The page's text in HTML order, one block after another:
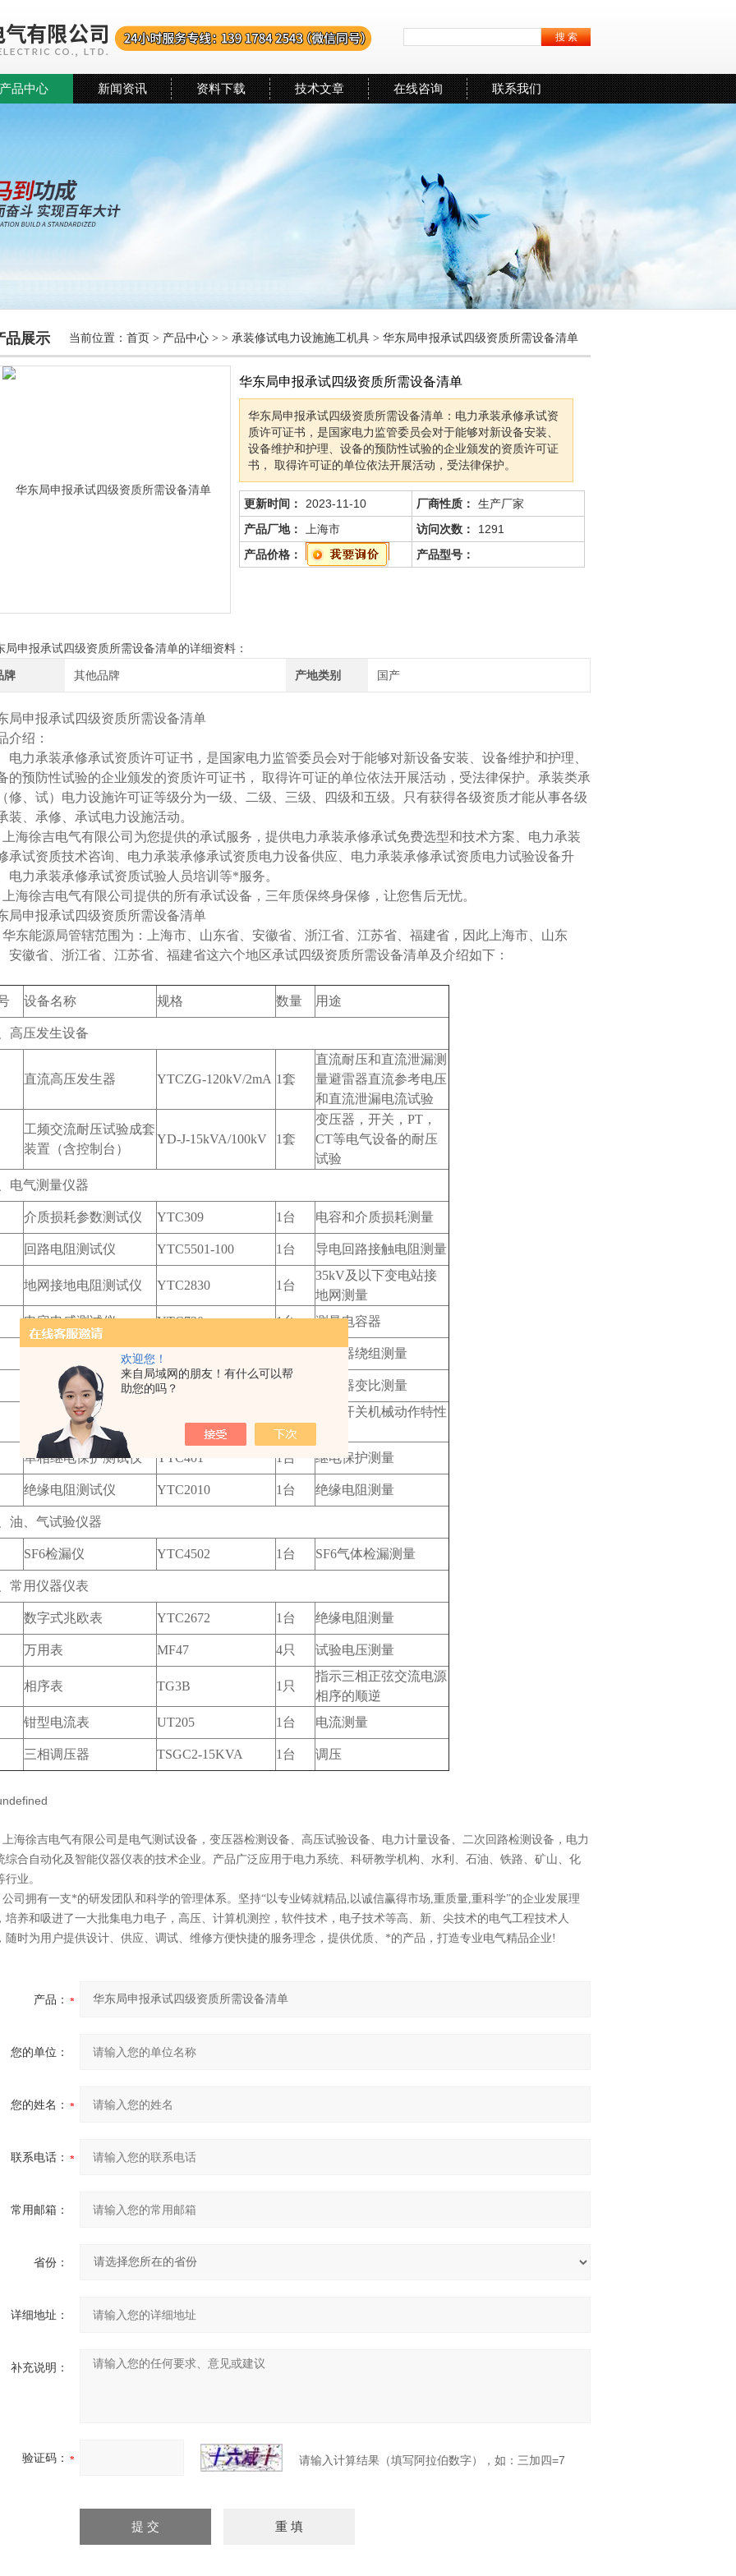
欢迎您！
来自局域网的朋友！有什么可以帮
助您的吗？
产品中心 新闻资讯 资料下载 技术文章 在线咨询 联系我们
品展示 当前位置： 首页 > 产品中心 > > 承装修试电力设施施工机具 > 华东局申报承试四级资质所需设备清单
华东局申报承试四级资质所需设备清单
华东局申报承试四级资质所需设备清单：电力承装承修承试资
质许可证书，是国家电力监管委员会对于能够对新设备安装、
设备维护和护理、设备的预防性试验的企业颁发的资质许可证
书， 取得许可证的单位依法开展活动，受法律保护。
更新时间： 2023-11-10 厂商性质：
生产厂家
产品厂地：
上海市 访问次数：
1291
产品价格：
产品型号：
局申报承试四级资质所需设备清单的详细资料：
牌 其他品牌 产地类别 国产
局申报承试四级资质所需设备清单
介绍：
力承装承修承试资质许可证书，是国家电力监管委员会对于能够对新设备安装、设备维护和护理、
的预防性试验的企业颁发的资质许可证书， 取得许可证的单位依法开展活动，受法律保护。承装类承
修、试）电力设施许可证等级分为一级、二级、三级、四级和五级。只有获得各级资质才能从事各级
装、承修、承试电力设施活动。
海徐吉电气有限公司为您提供的承试服务，提供电力承装承修承试免费选型和技术方案、电力承装
承试资质技术咨询、电力承装承修承试资质电力设备供应、电力承装承修承试资质电力试验设备升
电力承装承修承试资质试验人员培训等*服务。
海徐吉电气有限公司提供的所有承试设备，三年质保终身保修，让您售后无忧。
局申报承试四级资质所需设备清单
东能源局管辖范围为：
上海市、山东省、安徽省、浙江省、江苏省、福建省 ，因此 上海市、山东
安徽省、浙江省、江苏省、福建省这六个地区承试四级资质所需设备清单及介绍如下：
设备名称 规格 数量 用途
高压发生设备
直流高压发生器 YTCZG-120kV/2mA 1套
直流耐压和直流泄漏测
量避雷器直流参考电压
和直流泄漏电流试验
工频交流耐压试验成套
装置（含控制台）
YD-J-15kVA/100kV 1套
变压器，开关，PT，
CT等电气设备的耐压
试验
电气测量仪器
介质损耗参数测试仪 YTC309 1台 电容和介质损耗测量
回路电阻测试仪 YTC5501-100 1台 导电回路接触电阻测量
地网接地电阻测试仪 YTC2830 1台
35kV及以下变电站接
地网测量
电容电感测试仪 YTC720 1台 测量电容器
变压器直流电阻测试仪 YTC316-10 变压器绕组测量
变压器变比测试仪 YTC3317 变压器变比测量
断路器动特性测试仪 YTC3980 1台
高压开关机械动作特性
单相继电保护测试仪 YTC401 1台 继电保护测量
绝缘电阻测试仪 YTC2010 1台 绝缘电阻测量
油、气试验仪器
SF6检漏仪 YTC4502 1台 SF6气体检漏测量
常用仪器仪表
数字式兆欧表 YTC2672 1台 绝缘电阻测量
万用表 MF47 4只 试验电压测量
相序表 TG3B 1只
指示三相正弦交流电源
相序的顺逆
钳型电流表 UT205 1台 电流测量
三相调压器 TSGC2-15KVA 1台 调压
徐吉电气有限公司 是电气测试设备 ， 变压器检测设备、 高压试验设备、 电力计量设备、 二次回路检测设备 ， 电力
综合自动化及智能仪器仪表的技术企业。产品广泛应用于电力系统、科研教学机构、水利、石油、铁路、矿山、化
行业。
拥有一支*的研发团队和科学的管理体系。坚持“以专业铸就精品,以诚信赢得市场,重质量,重科学”的企业发展理
培养和吸进了一大批集电力电子，高压、计算机测控，软件技术，电子技术等高、新、尖技术的电气工程技术人
随时为用户提供设计、供应、调试、维修方便快捷的服务理念，提供优质、*的产品，打造专业电气精品企业!
产品：
您的单位：
您的姓名：
联系电话：
常用邮箱：
省份：
详细地址：
补充说明：
验证码： 请输入计算结果（填写阿拉伯数字），如：三加四=7